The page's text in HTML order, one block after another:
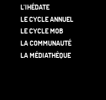
L’IHÉDATE
LE CYCLE ANNUEL
LE CYCLE MOB
LA COMMUNAUTÉ
LA MÉDIATHÈQUE